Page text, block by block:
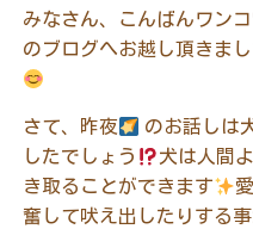
みなさん、こんばんワンコ
のブログへお越し頂きま
さて、昨夜
のお話しは
したでしょう
犬は人間
き取ることができます
奮して吠え出したりする